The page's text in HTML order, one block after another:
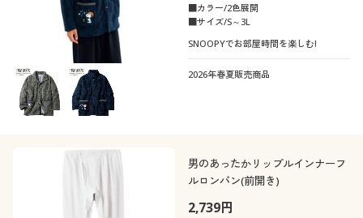
■カラー/2色展開
■サイズ/S～3L
SNOOPYでお部屋時間を楽しむ!
2026年春夏販売商品
男のあったかリップルインナーフ
ルロンパン(前開き)
2,739円